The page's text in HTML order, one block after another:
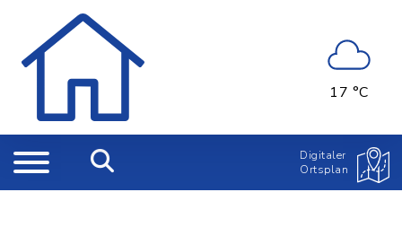
17 °C
Digitaler
Ortsplan